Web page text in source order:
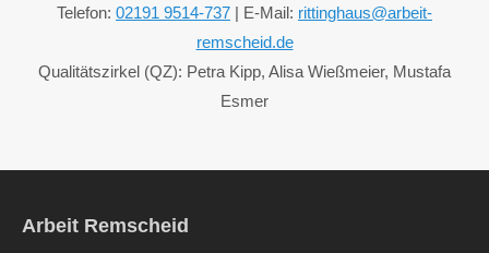
Telefon: 02191 9514-737 | E-Mail: rittinghaus@arbeit-
remscheid.de
Qualitätszirkel (QZ): Petra Kipp, Alisa Wießmeier, Mustafa
Esmer
Arbeit Remscheid